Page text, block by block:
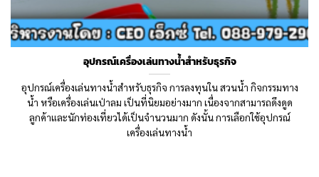
อุปกรณ์เครื่องเล่นทางน้ำสำหรับธุรกิจ
อุปกรณ์เครื่องเล่นทางน้ำสำหรับธุรกิจ การลงทุนใน สวนน้ำ กิจกรรมทาง
น้ำ หรือเครื่องเล่นเป่าลม เป็นที่นิยมอย่างมาก เนื่องจากสามารถดึงดูด
ลูกค้าและนักท่องเที่ยวได้เป็นจำนวนมาก ดังนั้น การเลือกใช้อุปกรณ์
เครื่องเล่นทางน้ำ